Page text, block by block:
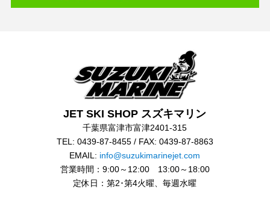
JET SKI SHOP スズキマリン
千葉県富津市富津2401-315
TEL: 0439-87-8455 / FAX: 0439-87-8863
EMAIL: info@suzukimarinejet.com
営業時間：9:00～12:00 13:00～18:00
定休日：第2･第4火曜、毎週水曜